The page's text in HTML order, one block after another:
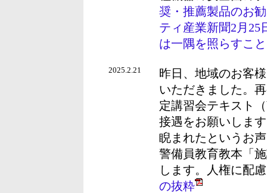
奨・推薦製品のお
ティ産業新聞2月25
は一隅を照らすこ
2025.2.21
昨日、地域のお客
いただきました。
定講習会テキスト
接遇をお願いしま
睨まれたというお
警備員教育教本「
します。人権に配
の抜粋